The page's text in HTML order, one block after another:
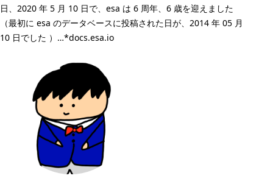
日、2020 年 5 月 10 日で、esa は 6 周年、6 歳を迎えました
（最初に esa のデータベースに投稿された日が、2014 年 05 月
10 日でした ）…*docs.esa.io